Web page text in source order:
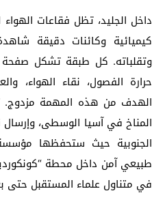
داخل الجليد، تظل فقاعات الهواء
كيميائية وكائنات دقيقة
وتقلباته. كل طبقة تشكل
حرارة الفصول، نقاء الهواء،
الهدف من هذه المهمة مزدوج.
المناخ في آسيا الوسطى، وإرسال
الجنوبية حيث ستحفظها
طبيعي آمن داخل محطة
في متناول علماء المستقبل حتى